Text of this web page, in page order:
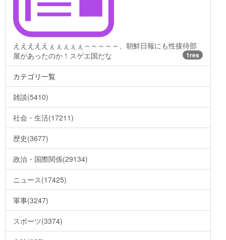
えええええぇぇぇぇぇ～～～～～、朝鮮日報にも性接待部
屋があったのか！スゲエ国だな
1res
カテゴリ一覧
雑談(5410)
社会・生活(17211)
歴史(3677)
政治・国際関係(29134)
ニュース(17425)
軍事(3247)
スポーツ(3374)